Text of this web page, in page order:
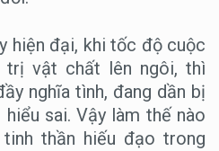
hiện đại, khi tốc độ cuộc
trị vật chất lên ngôi, thì
nghĩa tình, đang dần bị
sai. Vậy làm thế nào
thần hiếu đạo trong